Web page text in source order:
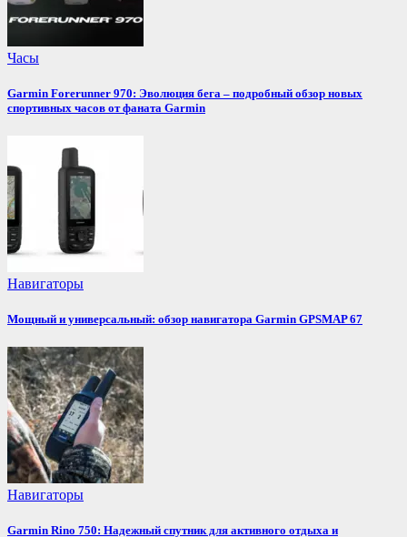
Часы
Garmin Forerunner 970: Эволюция бега – подробный обзор новых
спортивных часов от фаната Garmin
Навигаторы
Мощный и универсальный: обзор навигатора Garmin GPSMAP 67
Навигаторы
Garmin Rino 750: Надежный спутник для активного отдыха и